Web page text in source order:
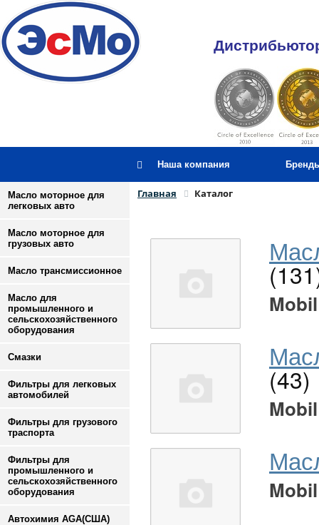
Наша компания
Масло моторное для
легковых авто
Масло моторное для
грузовых авто
Масло трансмиссионное
Масло для
промышленного и
сельскохозяйственного
оборудования
Смазки
Фильтры для легковых
автомобилей
Фильтры для грузового
траспорта
Фильтры для
промышленного и
сельскохозяйственного
оборудования
Автохимия AGA(США)
Главная Каталог
Mobil
(43)
Mobil
Mobil